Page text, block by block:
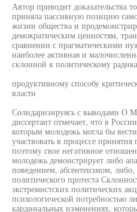
Автор приводит доказательства
приняла пассивную позицию
жизни общества и
демократическим ценностям,
сравнении с прагматическими
наиболее активная и
склонной к политическому
продуктивному способу
власти
Солидаризируясь с выводами О
диссертант отмечает, что в
которым молодежь могла бы
участвовать в процессе
поэтому свое негативное
молодежь демонстрирует либо
поведением, абсентеизмом,
политического протеста
экстремистских политических
психологической потребностью
кардинальных изменениях,